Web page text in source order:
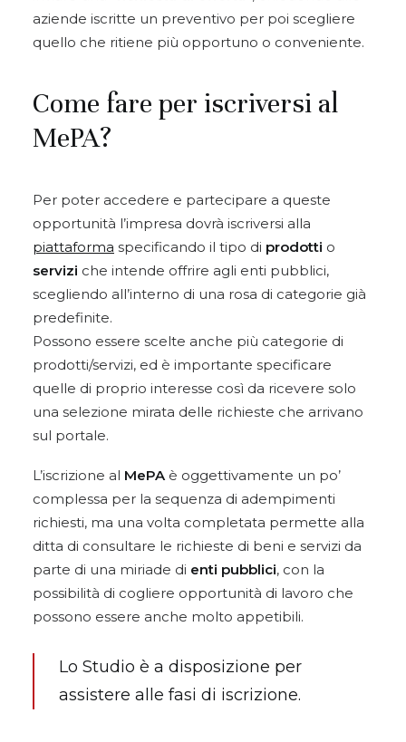
aziende iscritte un preventivo per poi scegliere
quello che ritiene più opportuno o conveniente.
Come fare per iscriversi al
MePA?
Per poter accedere e partecipare a queste
opportunità l’impresa dovrà iscriversi alla
piattaforma specificando il tipo di prodotti o
servizi che intende offrire agli enti pubblici,
scegliendo all’interno di una rosa di categorie già
predefinite.
Possono essere scelte anche più categorie di
prodotti/servizi, ed è importante specificare
quelle di proprio interesse così da ricevere solo
una selezione mirata delle richieste che arrivano
sul portale.
L’iscrizione al MePAè oggettivamente un po’
complessa per la sequenza di adempimenti
richiesti, ma una volta completata permette alla
ditta di consultare le richieste di beni e servizi da
parte di una miriade di enti pubblici, con la
possibilità di cogliere opportunità di lavoro che
possono essere anche molto appetibili.
Lo Studio è a disposizione per
assistere alle fasi di iscrizione.